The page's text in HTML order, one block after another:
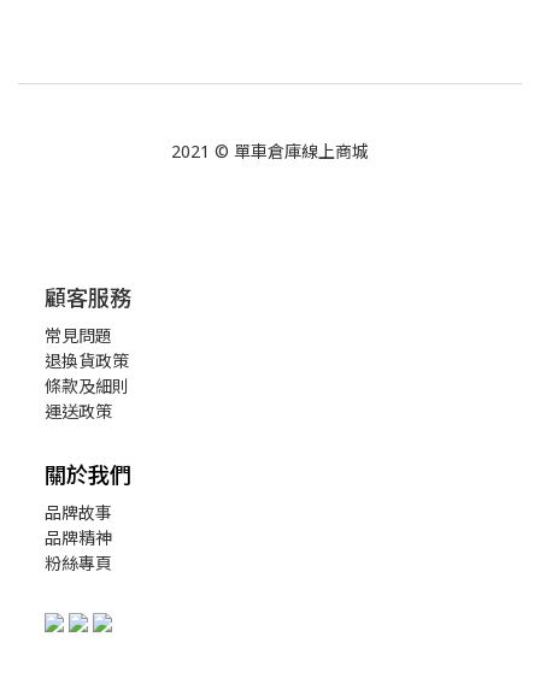
2021 © 單車倉庫線上商城
顧客服務
常見問題
退換貨政策
條款及細則
運送政策
關於我們
品牌故事
品牌精神
粉絲專頁